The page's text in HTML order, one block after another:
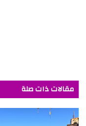
مقالات ذات صلة